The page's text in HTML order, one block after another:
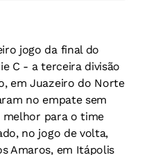
jogo da final do
C - a terceira divisão
em Juazeiro do Norte
no empate sem
melhor para o time
no jogo de volta,
Amaros, em Itápolis